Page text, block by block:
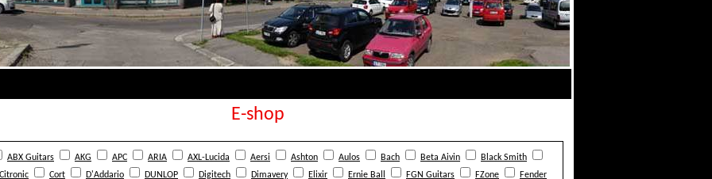
E-shop
ABX Guitars AKG APC ARIA AXL-Lucida Aersi Ashton Aulos Bach Beta Aivin
Black Smith
Citronic Cort D'Addario DUNLOP Digitech Dimavery Elixir Ernie Ball FGN Guitars FZone
Fender